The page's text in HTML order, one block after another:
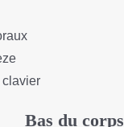
clavier
Bas du corps